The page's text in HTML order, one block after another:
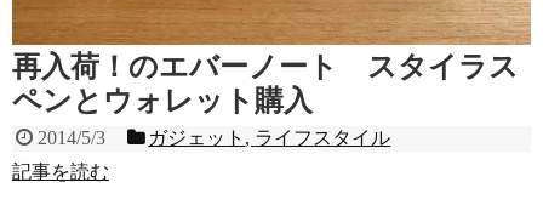
再入荷！のエバーノート スタイラス
ペンとウォレット購入
2014/5/3 ガジェット , ライフスタイル
記事を読む